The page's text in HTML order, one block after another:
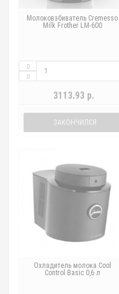
Молоковзбиватель Cremesso
Milk Frother LM-600
3113.93 р.
ЗАКОНЧИЛСЯ
Охладитель молока Cool
Control Basic 0,6 л